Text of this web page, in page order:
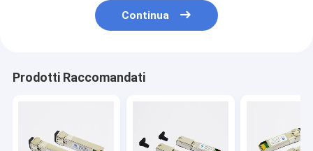
Continua
Prodotti Raccomandati